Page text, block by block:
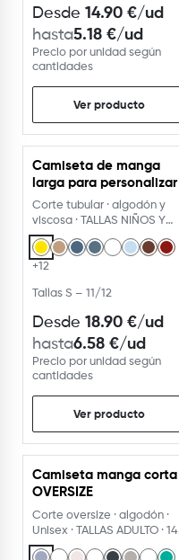
Desde 14.90 €/ud
hasta5.18 €/ud
Precio por unidad según
cantidades
Ver producto
USA EL PERSONALIZADOR
Camiseta de manga
larga para personalizar
Corte tubular · algodón y
viscosa · TALLAS NIÑOS Y
ADULTO · camiseta
+12
Tallas S – 11/12
Desde 18.90 €/ud
hasta6.58 €/ud
Precio por unidad según
cantidades
Ver producto
USA EL PERSONALIZADOR
Camiseta manga corta
OVERSIZE
Corte oversize · algodón ·
Unisex · TALLAS ADULTO · 14
colores